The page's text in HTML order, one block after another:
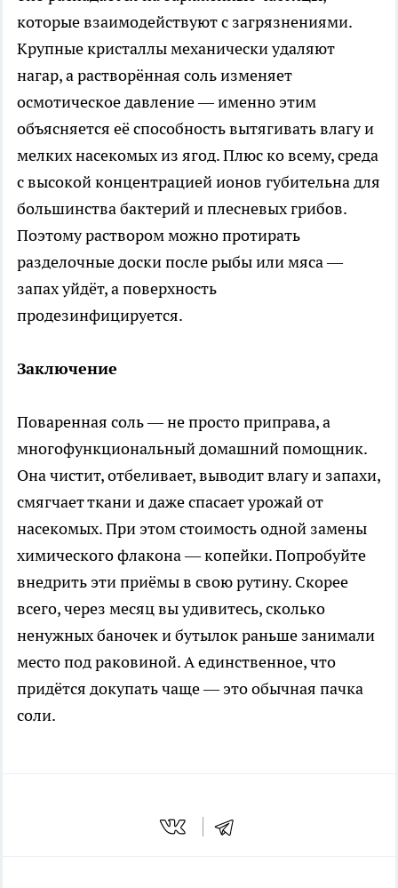
которые взаимодействуют с загрязнениями.
Крупные кристаллы механически удаляют
нагар, а растворённая соль изменяет
осмотическое давление — именно этим
объясняется её способность вытягивать влагу и
мелких насекомых из ягод. Плюс ко всему, среда
с высокой концентрацией ионов губительна для
большинства бактерий и плесневых грибов.
Поэтому раствором можно протирать
разделочные доски после рыбы или мяса —
запах уйдёт, а поверхность
продезинфицируется.
Заключение
Поваренная соль — не просто приправа, а
многофункциональный домашний помощник.
Она чистит, отбеливает, выводит влагу и запахи,
смягчает ткани и даже спасает урожай от
насекомых. При этом стоимость одной замены
химического флакона — копейки. Попробуйте
внедрить эти приёмы в свою рутину. Скорее
всего, через месяц вы удивитесь, сколько
ненужных баночек и бутылок раньше занимали
место под раковиной. А единственное, что
придётся докупать чаще — это обычная пачка
соли.